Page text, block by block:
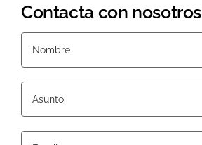
Contacta con nosotros